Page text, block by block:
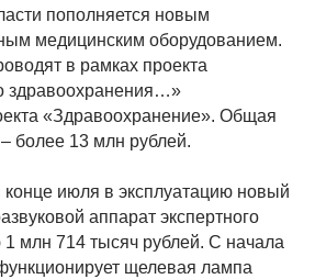
пополняется новым
медицинским оборудованием.
в рамках проекта
здравоохранения…»
«Здравоохранение». Общая
более 13 млн рублей.
июля в эксплуатацию новый
аппарат экспертного
1 млн 714 тысяч рублей. С начала
щелевая лампа